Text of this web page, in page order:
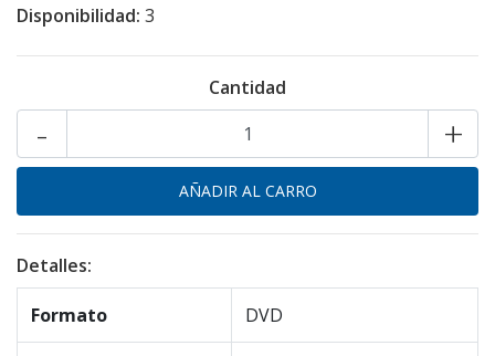
Disponibilidad: 3
Cantidad
+
-
Detalles:
Formato DVD